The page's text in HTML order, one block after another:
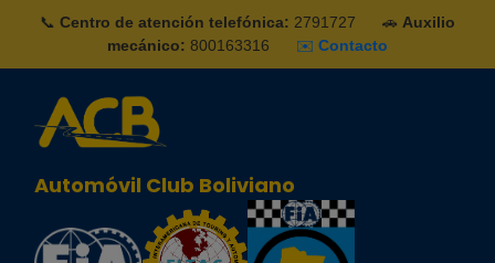
📞 Centro de atención telefónica: 2791727 🚗 Auxilio
mecánico: 800163316 ✉️ Contacto
Automóvil Club Boliviano